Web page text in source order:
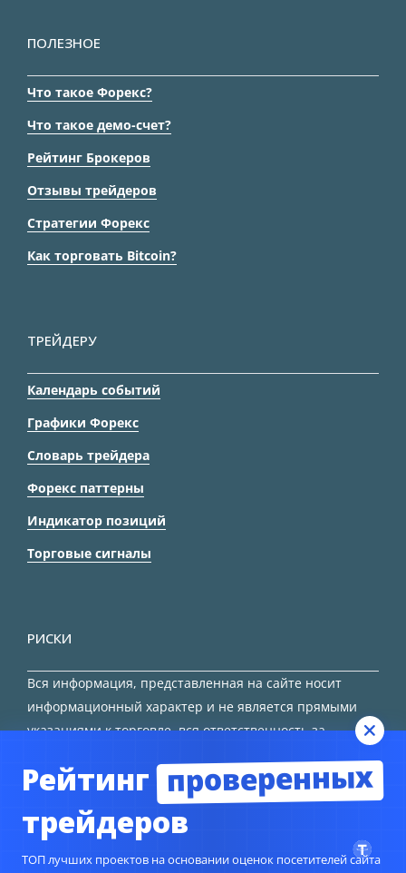
ПОЛЕЗНОЕ
Что такое Форекс?
Что такое демо-счет?
Рейтинг Брокеров
Отзывы трейдеров
Стратегии Форекс
Как торговать Bitcoin?
ТРЕЙДЕРУ
Календарь событий
Графики Форекс
Словарь трейдера
Форекс паттерны
Индикатор позиций
Торговые сигналы
РИСКИ
Вся информация, представленная на сайте носит
информационный характер и не является прямыми
указаниями к торговле, вся ответственность за
Рейтинг проверенных
трейдеров
ТОП лучших проектов на основании оценок посетителей сайта